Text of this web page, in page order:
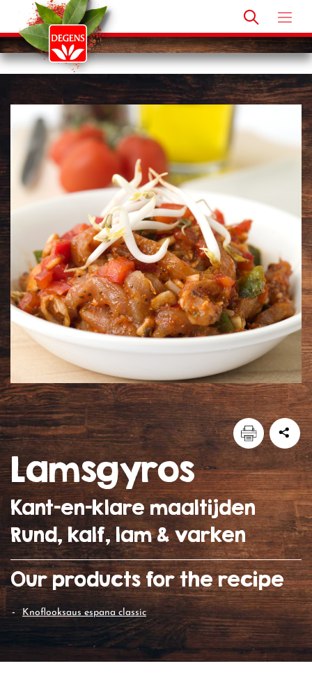
lamsgyros
Kant-en-klare maaltijden
Rund, kalf, lam & varken
Our products for the recipe
knoflooksaus espana classic